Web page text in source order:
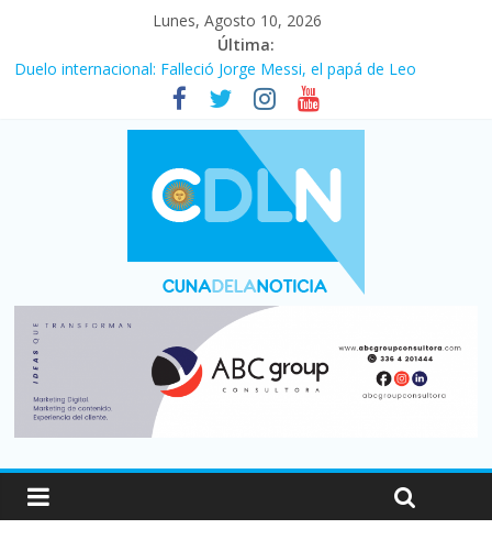
Lunes, Agosto 10, 2026
Última:
Duelo internacional: Falleció Jorge Messi, el papá de Leo
El consumo sigue frenado: las ventas minoristas cayeron 3,8 en
julio y acumulan siete meses en baja
Newell’s cayó 2 a 1 ante Defensa y Justicia en Florencio Varela
por la cuarta fecha del Clausura
El agro argentino logró un récord histórico de exportaciones en
el primer semestre de 2026
La construcción cayó 4,1% en junio y registró su cuarta baja del